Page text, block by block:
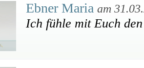
Ebner Maria am
Ich fühle mit Euch